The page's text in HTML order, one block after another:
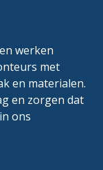
werken
met
en materialen.
en zorgen dat
ons